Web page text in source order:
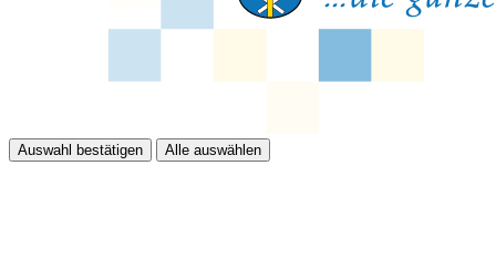
Auswahl bestätigen Alle auswählen